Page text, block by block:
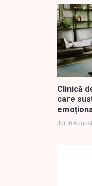
Clinică
care
Joi, 6